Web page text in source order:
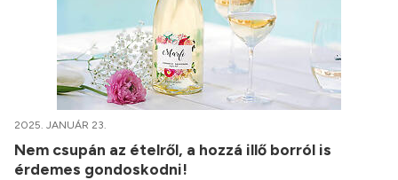
2025. JANUÁR 23.
Nem csupán az ételről, a hozzá illő borról is
érdemes gondoskodni!